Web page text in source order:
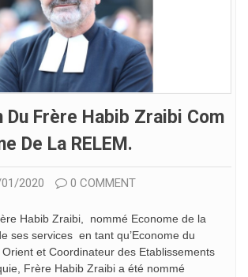
Du Frère Habib Zraibi Com
De La RELEM.
2020 0 COMMENT
Habib Zraibi, nommé Econome de la
ses services en tant qu’Econome du
et Coordinateur des Etablissements
Frère Habib Zraibi a été nommé